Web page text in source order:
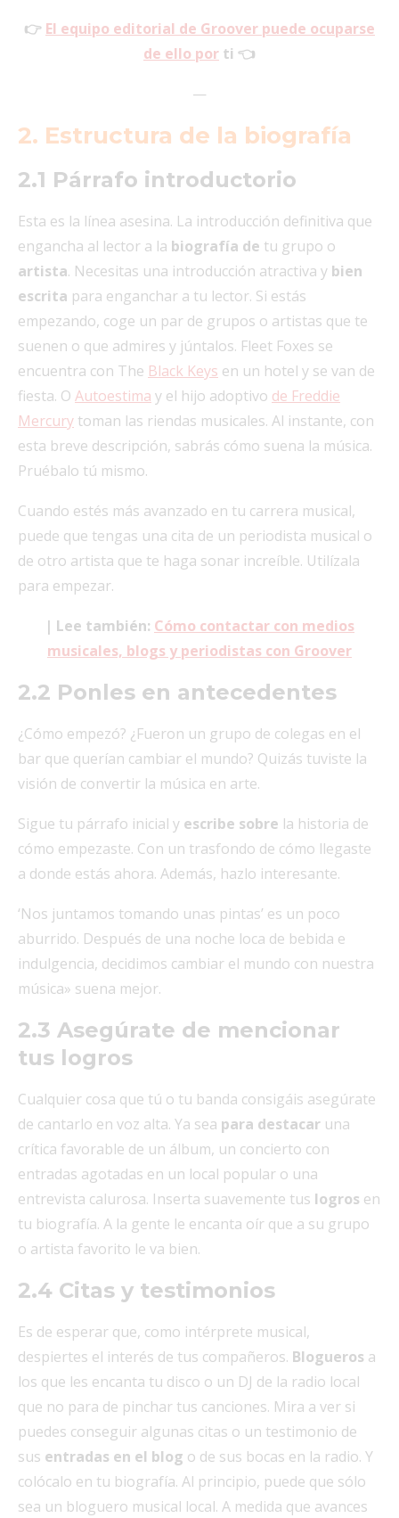
👉 El equipo editorial de Groover puede ocuparse
de ello por ti 👈
—
2. Estructura de la biografía
2.1 Párrafo introductorio
Esta es la línea asesina. La introducción definitiva que
engancha al lector a la biografía de tu grupo o
artista. Necesitas una introducción atractiva y bien
escrita para enganchar a tu lector. Si estás
empezando, coge un par de grupos o artistas que te
suenen o que admires y júntalos. Fleet Foxes se
encuentra con The Black Keys en un hotel y se van de
fiesta. O Autoestima y el hijo adoptivo de Freddie
Mercury toman las riendas musicales. Al instante, con
esta breve descripción, sabrás cómo suena la música.
Pruébalo tú mismo.
Cuando estés más avanzado en tu carrera musical,
puede que tengas una cita de un periodista musical o
de otro artista que te haga sonar increíble. Utilízala
para empezar.
| Lee también: Cómo contactar con medios
musicales, blogs y periodistas con Groover
2.2 Ponles en antecedentes
¿Cómo empezó? ¿Fueron un grupo de colegas en el
bar que querían cambiar el mundo? Quizás tuviste la
visión de convertir la música en arte.
Sigue tu párrafo inicial y escribe sobre la historia de
cómo empezaste. Con un trasfondo de cómo llegaste
a donde estás ahora. Además, hazlo interesante.
‘Nos juntamos tomando unas pintas’ es un poco
aburrido. Después de una noche loca de bebida e
indulgencia, decidimos cambiar el mundo con nuestra
música» suena mejor.
2.3 Asegúrate de mencionar
tus logros
Cualquier cosa que tú o tu banda consigáis asegúrate
de cantarlo en voz alta. Ya sea para destacar una
crítica favorable de un álbum, un concierto con
entradas agotadas en un local popular o una
entrevista calurosa. Inserta suavemente tus logros en
tu biografía. A la gente le encanta oír que a su grupo
o artista favorito le va bien.
2.4 Citas y testimonios
Es de esperar que, como intérprete musical,
despiertes el interés de tus compañeros. Blogueros a
los que les encanta tu disco o un DJ de la radio local
que no para de pinchar tus canciones. Mira a ver si
puedes conseguir algunas citas o un testimonio de
sus entradas en el blog o de sus bocas en la radio. Y
colócalo en tu biografía. Al principio, puede que sólo
sea un bloguero musical local. A medida que avances